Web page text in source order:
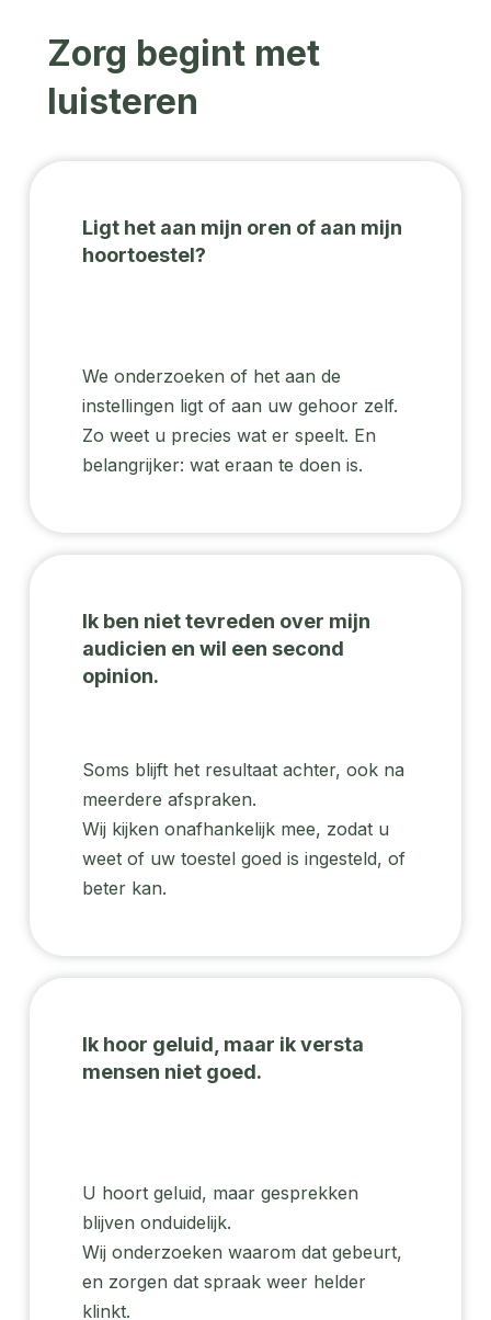
Zorg begint met
luisteren
Ligt het aan mijn oren of aan mijn
hoortoestel?
We onderzoeken of het aan de
instellingen ligt of aan uw gehoor zelf.
Zo weet u precies wat er speelt. En
belangrijker: wat eraan te doen is.
Ik ben niet tevreden over mijn
audicien en wil een second
opinion.
Soms blijft het resultaat achter, ook na
meerdere afspraken.
Wij kijken onafhankelijk mee, zodat u
weet of uw toestel goed is ingesteld, of
beter kan.
Ik hoor geluid, maar ik versta
mensen niet goed.
U hoort geluid, maar gesprekken
blijven onduidelijk.
Wij onderzoeken waarom dat gebeurt,
en zorgen dat spraak weer helder
klinkt.